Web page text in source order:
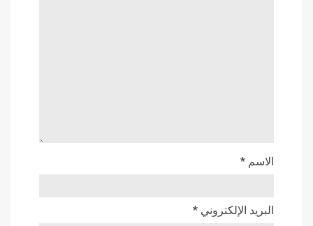
الاسم *
البريد الإلكتروني *